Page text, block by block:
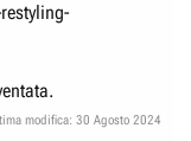
modifica: 30 Agosto 2024